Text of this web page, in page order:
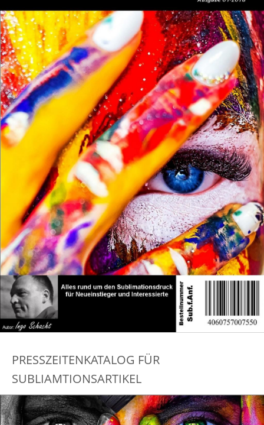
PRESSZEITENKATALOG FÜR
SUBLIAMTIONSARTIKEL